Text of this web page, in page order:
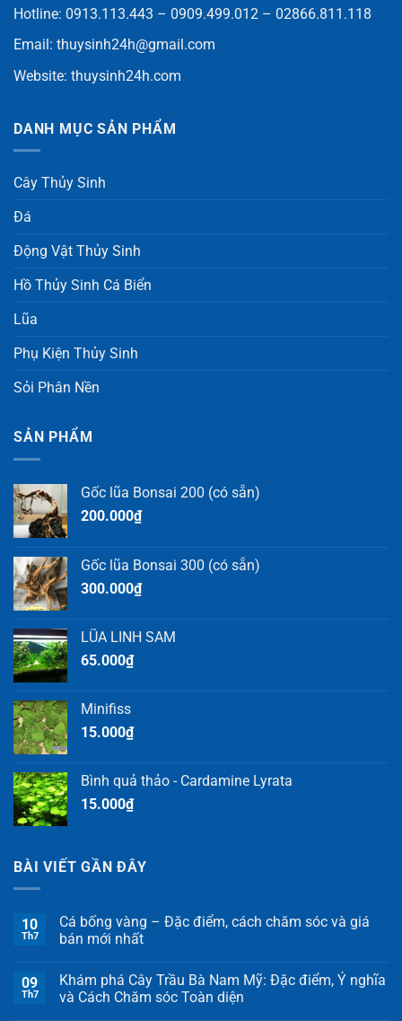
Hotline: 0913.113.443 – 0909.499.012 – 02866.811.118
Email: thuysinh24h@gmail.com
Website: thuysinh24h.com
DANH MỤC SẢN PHẨM
Cây Thủy Sinh
Đá
Động Vật Thủy Sinh
Hồ Thủy Sinh Cá Biển
Lũa
Phụ Kiện Thủy Sinh
Sỏi Phân Nền
SẢN PHẨM
Gốc lũa Bonsai 200 (có sẵn)
200.000₫
Gốc lũa Bonsai 300 (có sẵn)
300.000₫
LŨA LINH SAM
65.000₫
Minifiss
15.000₫
Bình quả thảo - Cardamine Lyrata
15.000₫
BÀI VIẾT GẦN ĐÂY
10
Th7
Cá bống vàng – Đặc điểm, cách chăm sóc và giá
bán mới nhất
09
Th7
Khám phá Cây Trầu Bà Nam Mỹ: Đặc điểm, Ý nghĩa
và Cách Chăm sóc Toàn diện